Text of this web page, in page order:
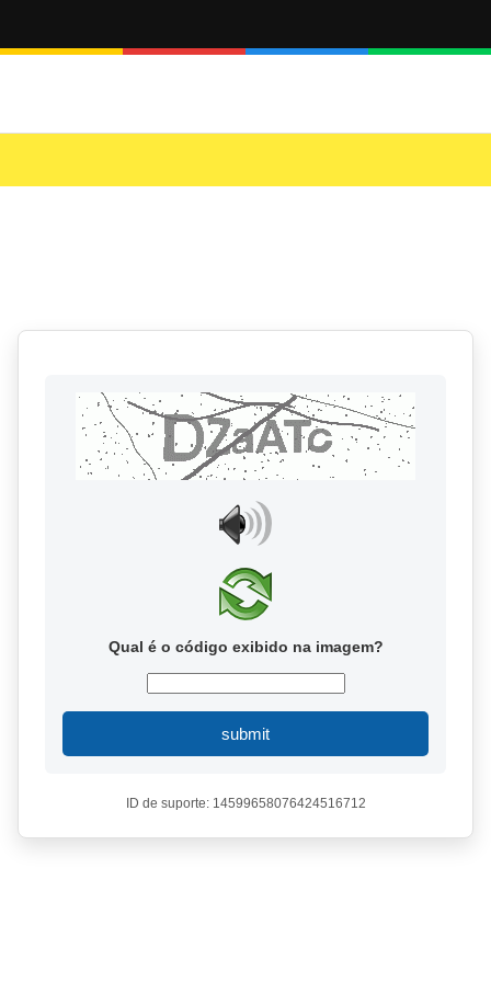
Qual é o código exibido na imagem?
submit
ID de suporte: 14599658076424516712